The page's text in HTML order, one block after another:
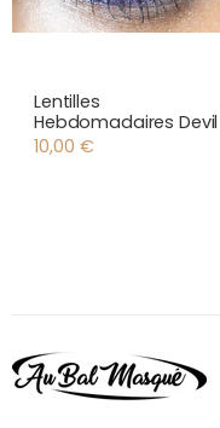
Lentilles
Hebdomadaires Devil
10,00 €